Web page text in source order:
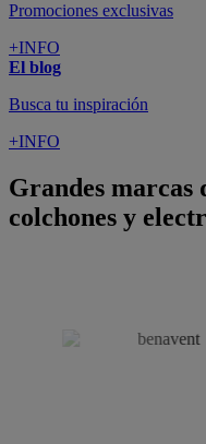
Promociones exclusivas
+INFO
El blog
Busca tu inspiración
+INFO
Grandes marcas
colchones y